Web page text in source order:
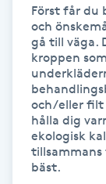
Hårförlängning
Hårvård
Hälsa
Först får du
och
gå till väga.
kroppen
och/eller filt
hålla dig
ekologisk
tillsammans
bäst.